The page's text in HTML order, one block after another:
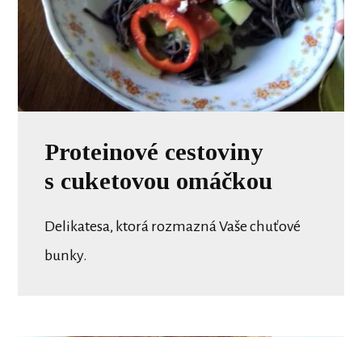
Proteinové cestoviny
s cuketovou omáčkou
Delikatesa, ktorá rozmazná Vaše chuťové
bunky.